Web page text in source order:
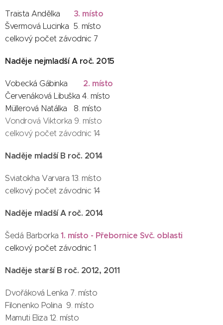
Traista Andělka 3. místo
Švermová Lucinka 5. místo
celkový počet závodnic 7
Naděje nejmladší A roč. 2015
Vobecká Gábinka 2. místo
Červenáková Libuška 4. místo
Müllerová Natálka 8. místo
Vondrová Viktorka 9. místo
celkový počet závodnic 14
Naděje mladší B roč. 2014
Sviatokha Varvara 13. místo
celkový počet závodnic 14
Naděje mladší A roč. 2014
Šedá Barborka1. místo - Přebornice Svč. oblasti
celkový počet závodnic 1
Naděje starší B roč. 2012, 2011
Dvořáková Lenka 7. místo
Filonenko Polina 9. místo
Mamuti Eliza 12. místo